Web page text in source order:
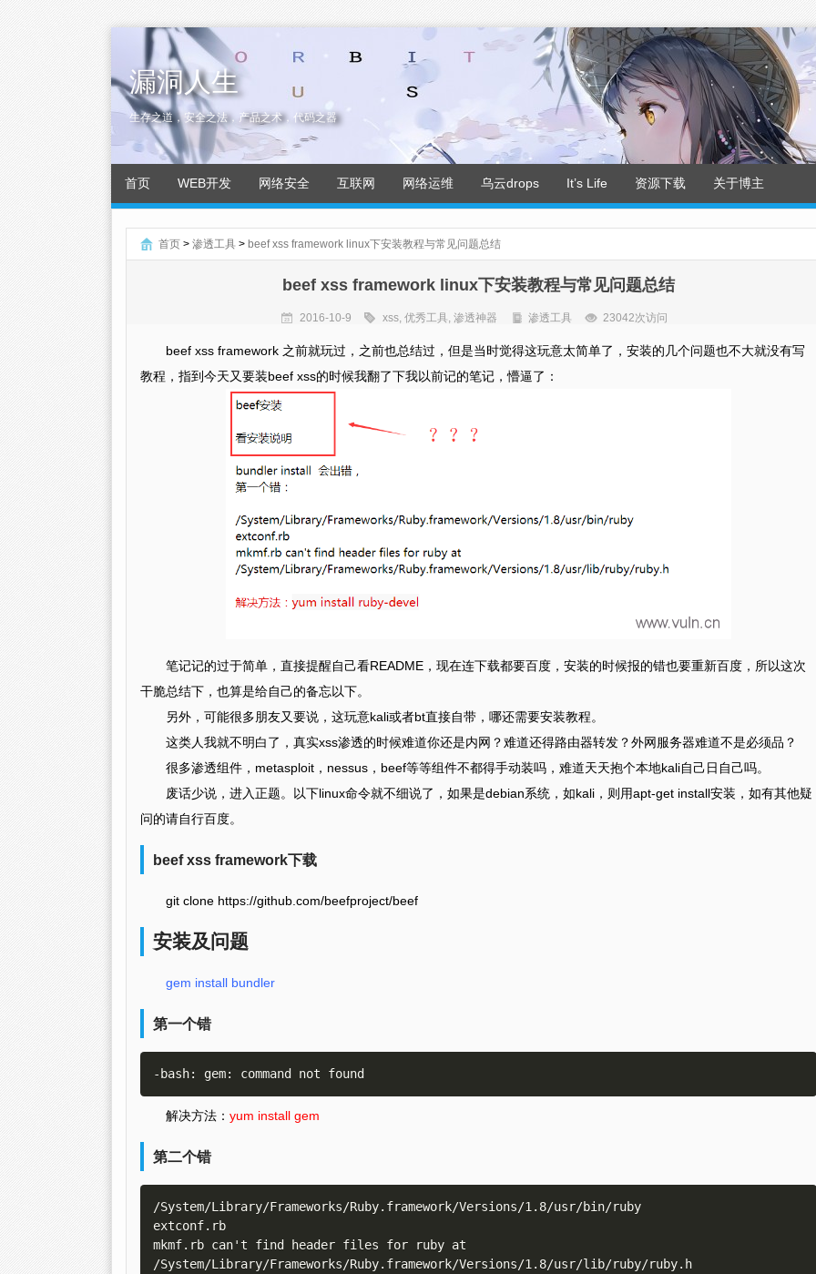
漏洞人生
生存之道，安全之法，产品之术，代码之器
首页 WEB开发 网络安全 互联网 网络运维 乌云drops It’s Life 资源下载 关于博主
首页 > 渗透工具 > beef xss framework linux下安装教程与常见问题总结
beef xss framework linux下安装教程与常见问题总结
2016-10-9 xss, 优秀工具, 渗透神器 渗透工具 23042次访问
beef xss framework 之前就玩过，之前也总结过，但是当时觉得这玩意太简单了，安装的几个问题也不大就没有写
教程，指到今天又要装beef xss的时候我翻了下我以前记的笔记，懵逼了：
笔记记的过于简单，直接提醒自己看README，现在连下载都要百度，安装的时候报的错也要重新百度，所以这次
干脆总结下，也算是给自己的备忘以下。
另外，可能很多朋友又要说，这玩意kali或者bt直接自带，哪还需要安装教程。
这类人我就不明白了，真实xss渗透的时候难道你还是内网？难道还得路由器转发？外网服务器难道不是必须品？
很多渗透组件，metasploit，nessus，beef等等组件不都得手动装吗，难道天天抱个本地kali自己日自己吗。
废话少说，进入正题。以下linux命令就不细说了，如果是debian系统，如kali，则用apt-get install安装，如有其他疑
问的请自行百度。
beef xss framework下载
git clone https://github.com/beefproject/beef
安装及问题
gem install bundler
第一个错
解决方法： yum install gem
第二个错
/System/Library/Frameworks/Ruby.framework/Versions/1.8/usr/bin/ruby
extconf.rb
mkmf.rb can't find header files for ruby at
/System/Library/Frameworks/Ruby.framework/Versions/1.8/usr/lib/ruby/ruby.h